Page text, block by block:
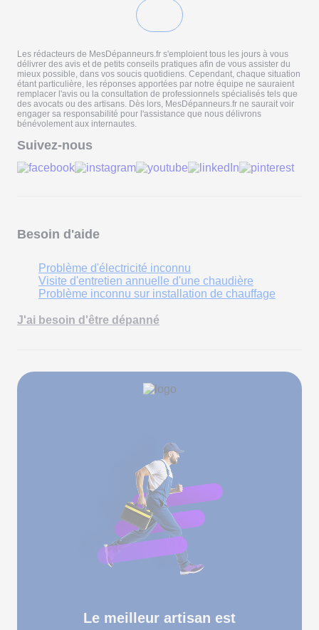
Les rédacteurs de MesDépanneurs.fr s'emploient tous les jours à vous
délivrer des avis et de petits conseils pratiques afin de vous assister du
mieux possible, dans vos soucis quotidiens. Cependant, chaque situation
étant particulière, les réponses apportées par notre équipe ne sauraient
remplacer l'avis ou la consultation de professionnels spécialisés tels que
des avocats ou des artisans. Dès lors, MesDépanneurs.fr ne saurait voir
engager sa responsabilité pour l'assistance que nous délivrons
bénévolement aux internautes.
Suivez-nous
Besoin d'aide
Problème d'électricité inconnu
Visite d'entretien annuelle d'une chaudière
Problème inconnu sur installation de chauffage
J'ai besoin d'être dépanné
Le meilleur artisan est